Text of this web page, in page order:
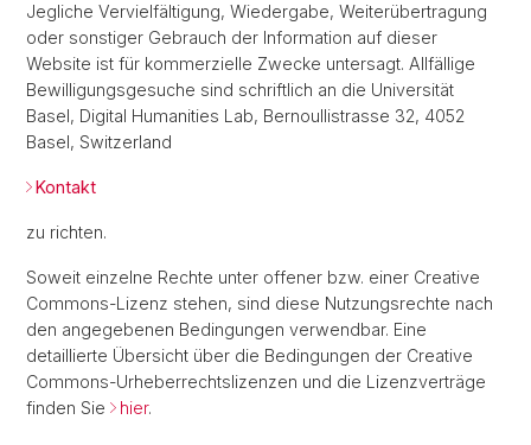
Jegliche Vervielfältigung, Wiedergabe, Weiterübertragung
oder sonstiger Gebrauch der Information auf dieser
Website ist für kommerzielle Zwecke untersagt. Allfällige
Bewilligungsgesuche sind schriftlich an die Universität
Basel, Digital Humanities Lab, Bernoullistrasse 32, 4052
Basel, Switzerland
Kontakt
zu richten.
Soweit einzelne Rechte unter offener bzw. einer Creative
Commons-Lizenz stehen, sind diese Nutzungsrechte nach
den angegebenen Bedingungen verwendbar. Eine
detaillierte Übersicht über die Bedingungen der Creative
Commons-Urheberrechtslizenzen und die Lizenzverträge
finden Sie
hier.